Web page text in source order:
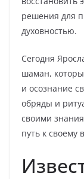
решения для
духовностью.
Сегодня
шаман,
и осознание
обряды и
своими
путь к своему